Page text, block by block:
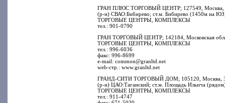
ГРАН ПЛЮС ТОРГОВЫЙ ЦЕНТР; 127549, Москва,
(р-н) СВАО:Бибирево; ст.м. Бибирево (1450м на
ТОРГОВЫЕ ЦЕНТРЫ, КОМПЛЕКСЫ
тел.: 901-0790
ГРАН ТОРГОВЫЙ ЦЕНТР; 142184, Московская
ТОРГОВЫЕ ЦЕНТРЫ, КОМПЛЕКСЫ
тел.: 996-6036
факс: 996-8699
e-mail: common@granltd.net
web-стр.: www.granltd.net
ГРАНД-СИТИ ТОРГОВЫЙ ДОМ; 105120, Москва,
(р-н) ЦАО:Таганский; ст.м. Площадь Ильича
ТОРГОВЫЕ ЦЕНТРЫ, КОМПЛЕКСЫ
тел.: 911-4747